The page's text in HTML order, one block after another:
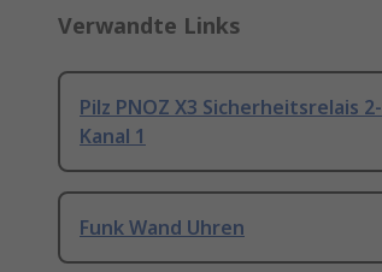
Verwandte Links
Pilz PNOZ X3 Sicherheitsrelais 2-
Kanal 1
Funk Wand Uhren